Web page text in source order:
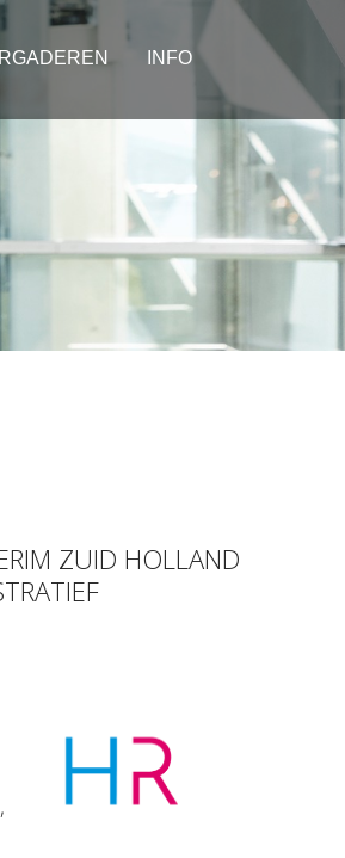
INFO
ZUID HOLLAND